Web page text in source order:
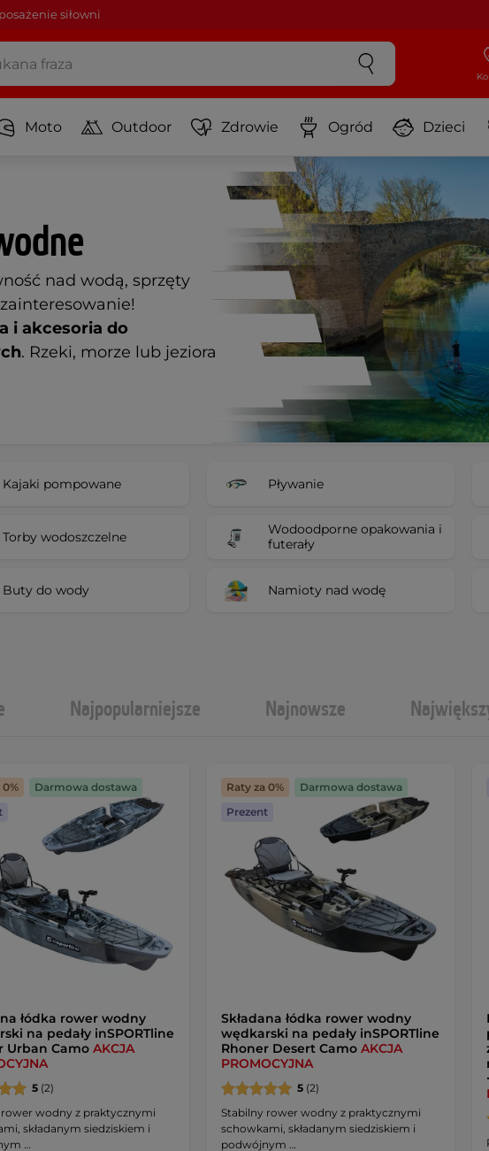
siłowni
Moto Outdoor Zdrowie Ogród Dzieci
nad wodą, sprzęty
i akcesoria do
. Rzeki, morze lub jeziora
Kajaki pompowane Pływanie
Torby wodoszczelne
Wodoodporne opakowania i
futerały
Buty do wody Namioty nad wodę
Najpopularniejsze Najnowsze
0%
Darmowa dostawa
łódka rower wodny
na pedały inSPORTline
Urban Camo AKCJA
5 (2)
rower wodny z praktycznymi
składanym siedziskiem i
…
Raty za 0%
Darmowa dostawa
Prezent
Składana łódka rower wodny
wędkarski na pedały inSPORTline
Rhoner Desert Camo AKCJA
PROMOCYJNA
5(2)
Stabilny rower wodny z praktycznymi
schowkami, składanym siedziskiem i
podwójnym …